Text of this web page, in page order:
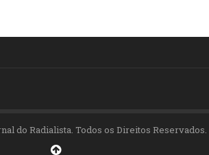
do Radialista. Todos os Direitos Reservados.